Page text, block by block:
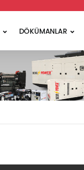
DÖKÜMANLAR